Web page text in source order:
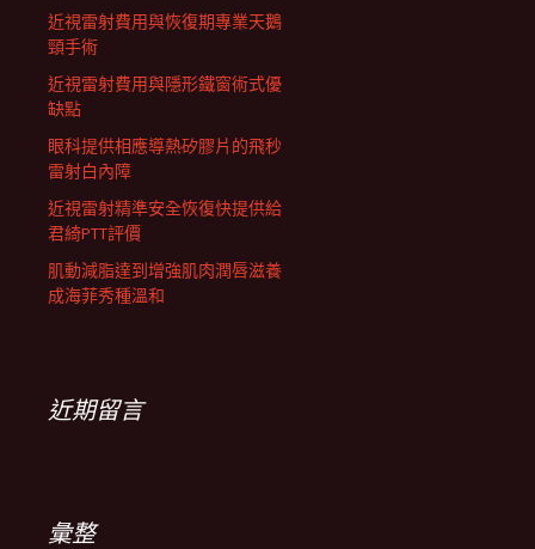
近視雷射費用與恢復期專業天鵝
頸手術
近視雷射費用與隱形鐵窗術式優
缺點
眼科提供相應導熱矽膠片的飛秒
雷射白內障
近視雷射精準安全恢復快提供給
君綺PTT評價
肌動減脂達到增強肌肉潤唇滋養
成海菲秀種溫和
近期留言
彙整